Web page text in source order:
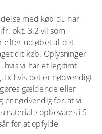
med køb du har
pkt. 3.2 vil som
efter udløbet af det
dit køb. Oplysninger
hvis vi har et legitimt
fx hvis det er nødvendigt
gældende eller
er nødvendig for, at vi
opbevares i 5
for at opfylde